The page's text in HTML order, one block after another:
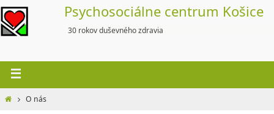
Skip
to
content
Psychosociálne centrum Košice
30 rokov duševného zdravia
HomeO nás